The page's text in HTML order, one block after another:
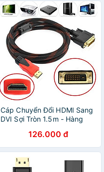
Cáp Chuyển Đổi HDMI Sang
DVI Sợi Tròn 1.5m - Hàng
DVI (24+1) dài 1.5m - Giao
Màu Ngẫu Nhiên - CÁP
HDMI DISPLAYPORT
126.000 đ